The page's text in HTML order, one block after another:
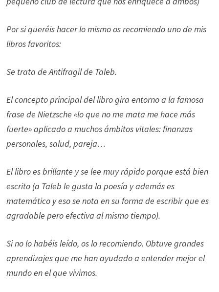
Por si queréis hacer lo mismo os recomiendo uno de mis
libros favoritos:
Se trata de Antifragil de Taleb.
El concepto principal del libro gira entorno a la famosa
frase de Nietzsche «lo que no me mata me hace más
fuerte» aplicado a muchos ámbitos vitales: finanzas
personales, salud, pareja…
El libro es brillante y se lee muy rápido porque está bien
escrito (a Taleb le gusta la poesía y además es
matemático y eso se nota en su forma de escribir que es
agradable pero efectiva al mismo tiempo).
Si no lo habéis leído, os lo recomiendo. Obtuve grandes
aprendizajes que me han ayudado a entender mejor el
mundo en el que vivimos.